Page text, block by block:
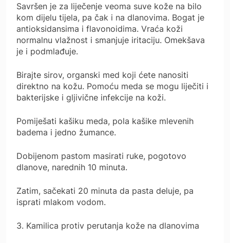
Savršen je za liječenje veoma suve kože na bilo
kom dijelu tijela, pa čak i na dlanovima. Bogat je
antioksidansima i flavonoidima. Vraća koži
normalnu vlažnost i smanjuje iritaciju. Omekšava
je i podmlađuje.
Birajte sirov, organski med koji ćete nanositi
direktno na kožu. Pomoću meda se mogu liječiti i
bakterijske i gljivične infekcije na koži.
Pomiješati kašiku meda, pola kašike mlevenih
badema i jedno žumance.
Dobijenom pastom masirati ruke, pogotovo
dlanove, narednih 10 minuta.
Zatim, sačekati 20 minuta da pasta deluje, pa
isprati mlakom vodom.
3. Kamilica protiv perutanja kože na dlanovima